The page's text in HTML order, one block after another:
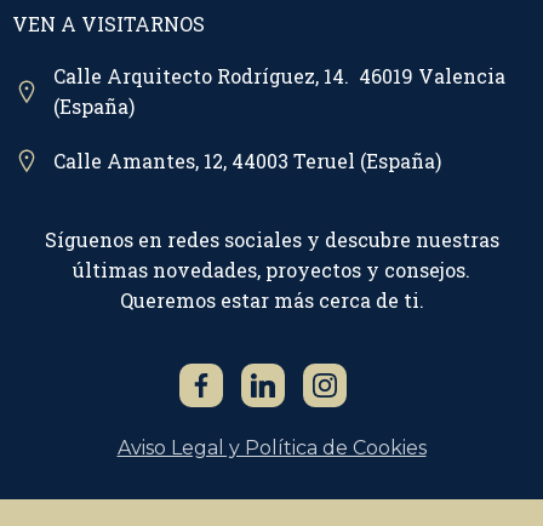
VEN A VISITARNOS
Calle Arquitecto Rodríguez, 14. 46019 Valencia
(España)
Calle Amantes, 12, 44003 Teruel (España)
Síguenos en redes sociales y descubre nuestras
últimas novedades, proyectos y consejos.
Queremos estar más cerca de ti.
Aviso Legal y Política de Cookies